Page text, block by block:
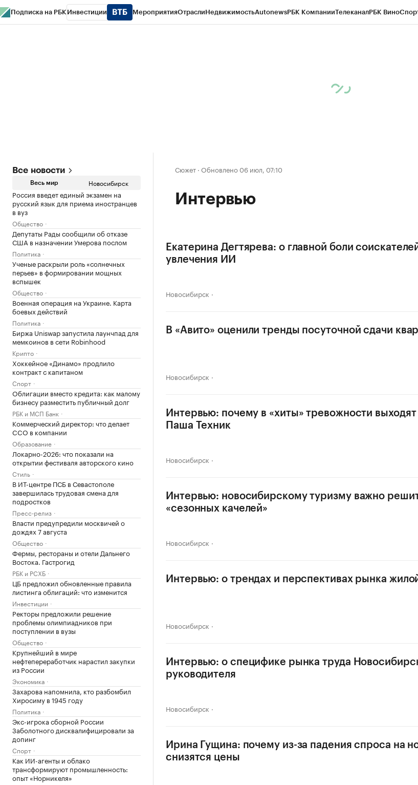
Подписка на РБК Инвестиции МероприятияОтраслиНедвижимостьAutonewsРБК КомпанииТелеканалРБК Вино
Все новости
Весь мир Новосибирск
Россия введет единый экзамен на
русский язык для приема иностранцев
в вуз
Общество
Депутаты Рады сообщили об отказе
США в назначении Умерова послом
Политика
Ученые раскрыли роль «солнечных
перьев» в формировании мощных
вспышек
Общество
Военная операция на Украине. Карта
боевых действий
Политика
Биржа Uniswap запустила лаунчпад для
мемкоинов в сети Robinhood
Крипто
Хоккейное «Динамо» продлило
контракт с капитаном
Спорт
Облигации вместо кредита: как малому
бизнесу разместить публичный долг
РБК и МСП Банк
Коммерческий директор: что делает
CCO в компании
Образование
Локарно-2026: что показали на
открытии фестиваля авторского кино
Стиль
В ИТ-центре ПСБ в Севастополе
завершилась трудовая смена для
подростков
Пресс-релиз
Власти предупредили москвичей о
дождях 7 августа
Общество
Фермы, рестораны и отели Дальнего
Востока. Гастрогид
РБК и РСХБ
ЦБ предложил обновленные правила
листинга облигаций: что изменится
Инвестиции
Ректоры предложили решение
проблемы олимпиадников при
поступлении в вузы
Общество
Крупнейший в мире
нефтепереработчик нарастил закупки
из России
Экономика
Захарова напомнила, кто разбомбил
Хиросиму в 1945 году
Политика
Экс-игрока сборной России
Заболотного дисквалифицировали за
допинг
Спорт
Как ИИ-агенты и облако
трансформируют промышленность:
опыт «Норникеля»
Сюжет · Обновлено 06 июл, 07:10
Интервью
Екатерина Дегтярева: о главной боли
увлечения ИИ
Новосибирск
В «Авито» оценили тренды посуточной сдачи
Новосибирск
Интервью: почему в «хиты» тревожности
Паша Техник
Новосибирск
Интервью: новосибирскому туризму важно
«сезонных качелей»
Новосибирск
Интервью: о трендах и перспективах рынка
Новосибирск
Интервью: о специфике рынка труда
руководителя
Новосибирск
Ирина Гущина: почему из-за падения спроса на
снизятся цены